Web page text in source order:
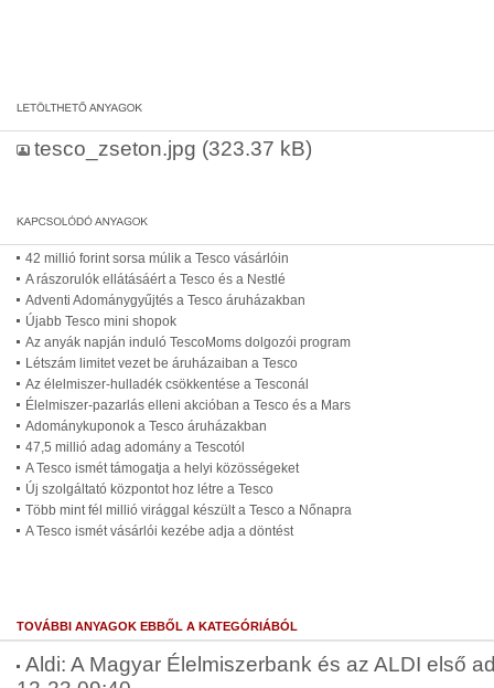
tesco_zseton.jpg (323.37 kB)
42 millió forint sorsa múlik a Tesco vásárlóin
A rászorulók ellátásáért a Tesco és a Nestlé
Adventi Adománygyűjtés a Tesco áruházakban
Újabb Tesco mini shopok
Az anyák napján induló TescoMoms dolgozói program
Létszám limitet vezet be áruházaiban a Tesco
Az élelmiszer-hulladék csökkentése a Tesconál
Élelmiszer-pazarlás elleni akcióban a Tesco és a Mars
Adománykuponok a Tesco áruházakban
47,5 millió adag adomány a Tescotól
A Tesco ismét támogatja a helyi közösségeket
Új szolgáltató központot hoz létre a Tesco
Több mint fél millió virággal készült a Tesco a Nőnapra
A Tesco ismét vásárlói kezébe adja a döntést
TOVÁBBI ANYAGOK EBBŐL A KATEGÓRIÁBÓL
Aldi: A Magyar Élelmiszerbank és az ALDI első